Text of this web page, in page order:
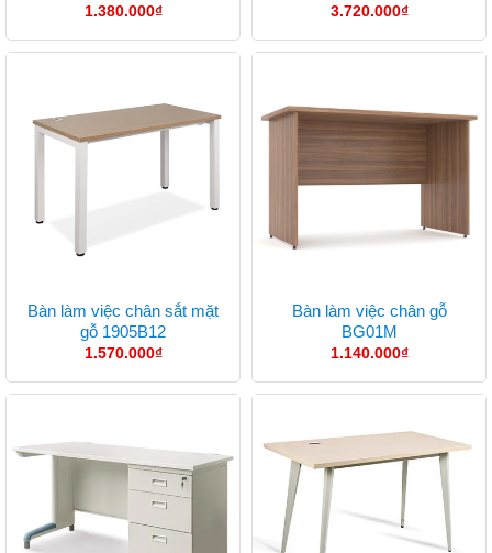
1.380.000₫ 3.720.000₫
Bàn làm việc chân sắt mặt
gỗ 1905B12
1.570.000₫
Bàn làm việc chân gỗ
BG01M
1.140.000₫